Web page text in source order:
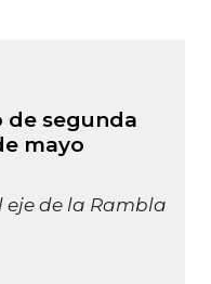
de segunda
mayo
de la Rambla